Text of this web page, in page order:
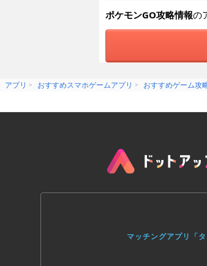
ポケモンGO攻略情報の
アプリ おすすめスマホゲームアプリ おすすめゲーム攻
マッチングアプリ「タ